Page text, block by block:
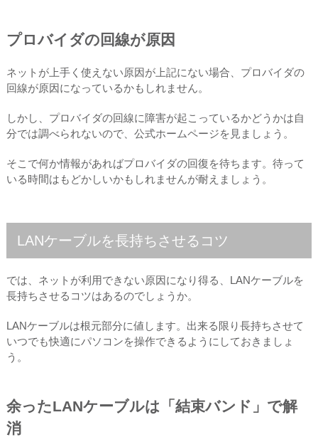
プロバイダの回線が原因
ネットが上手く使えない原因が上記にない場合、プロバイダの
回線が原因になっているかもしれません。
しかし、プロバイダの回線に障害が起こっているかどうかは自
分では調べられないので、公式ホームページを見ましょう。
そこで何か情報があればプロバイダの回復を待ちます。待って
いる時間はもどかしいかもしれませんが耐えましょう。
LANケーブルを長持ちさせるコツ
では、ネットが利用できない原因になり得る、LANケーブルを
長持ちさせるコツはあるのでしょうか。
LANケーブルは根元部分に値します。出来る限り長持ちさせて
いつでも快適にパソコンを操作できるようにしておきましょ
う。
余ったLANケーブルは「結束バンド」で解
消